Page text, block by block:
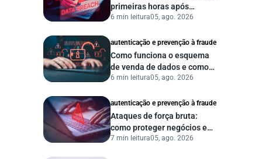
primeiras horas após
vazamento de dados?
6 min leitura05, ago. 2026
autenticação e prevenção à fraude
Como funciona o esquema
de venda de dados e como
proteger sua empresa?
6 min leitura05, ago. 2026
autenticação e prevenção à fraude
Ataques de força bruta:
como proteger negócios e
dados digitais
7 min leitura05, ago. 2026